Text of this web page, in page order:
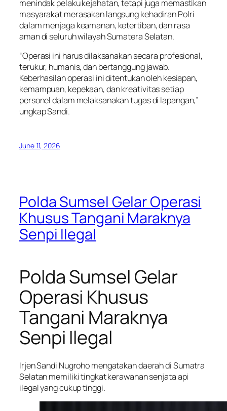
menindak pelaku kejahatan, tetapi juga memastikan
masyarakat merasakan langsung kehadiran Polri
dalam menjaga keamanan, ketertiban, dan rasa
aman di seluruh wilayah Sumatera Selatan.
“Operasi ini harus dilaksanakan secara profesional,
terukur, humanis, dan bertanggung jawab.
Keberhasilan operasi ini ditentukan oleh kesiapan,
kemampuan, kepekaan, dan kreativitas setiap
personel dalam melaksanakan tugas di lapangan,”
ungkap Sandi.
June 11, 2026
Polda Sumsel Gelar Operasi
Khusus Tangani Maraknya
Senpi Ilegal
Polda Sumsel Gelar
Operasi Khusus
Tangani Maraknya
Senpi Ilegal
Irjen Sandi Nugroho mengatakan daerah di Sumatra
Selatan memiliki tingkat kerawanan senjata api
ilegal yang cukup tinggi.